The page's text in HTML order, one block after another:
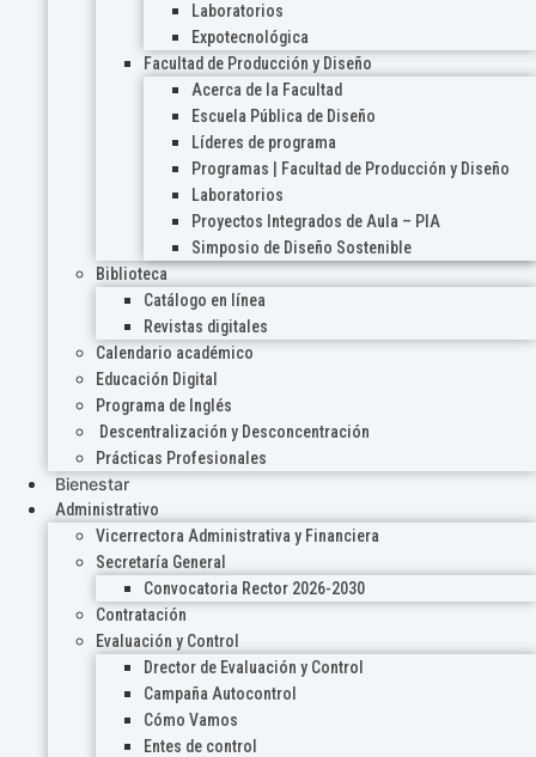
Laboratorios
Expotecnológica
Facultad de Producción y Diseño
Acerca de la Facultad
Escuela Pública de Diseño
Líderes de programa
Programas | Facultad de Producción y Diseño
Laboratorios
Proyectos Integrados de Aula – PIA
Simposio de Diseño Sostenible
Biblioteca
Catálogo en línea
Revistas digitales
Calendario académico
Educación Digital
Programa de Inglés
Descentralización y Desconcentración
Prácticas Profesionales
Bienestar
Administrativo
Vicerrectora Administrativa y Financiera
Secretaría General
Convocatoria Rector 2026-2030
Contratación
Evaluación y Control
Drector de Evaluación y Control
Campaña Autocontrol
Cómo Vamos
Entes de control